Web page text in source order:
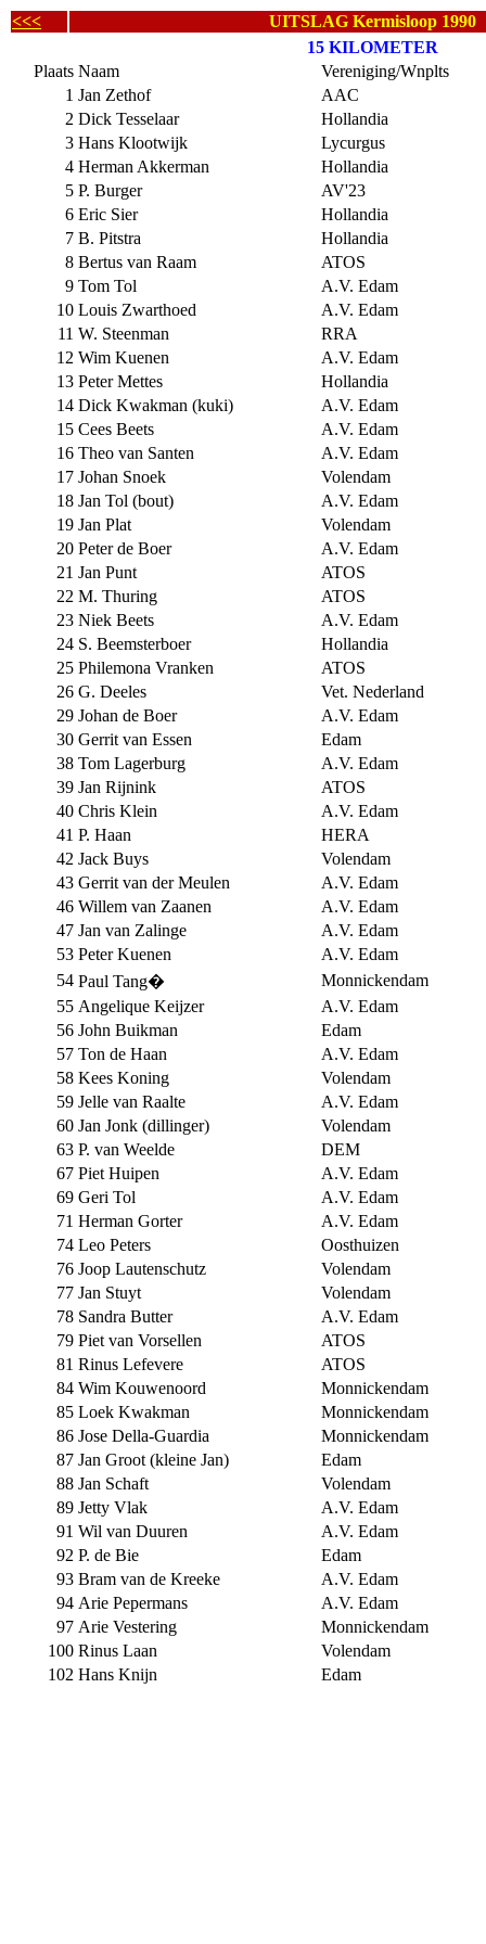
<<<
UITSLAG Kermisloop 1990
15 KILOMETER
Plaats Naam
Vereniging/Wnplts
1 Jan Zethof
AAC
2 Dick Tesselaar
Hollandia
3 Hans Klootwijk
Lycurgus
4 Herman Akkerman
Hollandia
5 P. Burger
AV'23
6 Eric Sier
Hollandia
7 B. Pitstra
Hollandia
8 Bertus van Raam
ATOS
9 Tom Tol
A.V. Edam
10 Louis Zwarthoed
A.V. Edam
11 W. Steenman
RRA
12 Wim Kuenen
A.V. Edam
13 Peter Mettes
Hollandia
14 Dick Kwakman (kuki)
A.V. Edam
15 Cees Beets
A.V. Edam
16 Theo van Santen
A.V. Edam
17 Johan Snoek
Volendam
18 Jan Tol (bout)
A.V. Edam
19 Jan Plat
Volendam
20 Peter de Boer
A.V. Edam
21 Jan Punt
ATOS
22 M. Thuring
ATOS
23 Niek Beets
A.V. Edam
24 S. Beemsterboer
Hollandia
25 Philemona Vranken
ATOS
26 G. Deeles
Vet. Nederland
29 Johan de Boer
A.V. Edam
30 Gerrit van Essen
Edam
38 Tom Lagerburg
A.V. Edam
39 Jan Rijnink
ATOS
40 Chris Klein
A.V. Edam
41 P. Haan
HERA
42 Jack Buys
Volendam
43 Gerrit van der Meulen
A.V. Edam
46 Willem van Zaanen
A.V. Edam
47 Jan van Zalinge
A.V. Edam
53 Peter Kuenen
A.V. Edam
54 Paul Tang�
Monnickendam
55 Angelique Keijzer
A.V. Edam
56 John Buikman
Edam
57 Ton de Haan
A.V. Edam
58 Kees Koning
Volendam
59 Jelle van Raalte
A.V. Edam
60 Jan Jonk (dillinger)
Volendam
63 P. van Weelde
DEM
67 Piet Huipen
A.V. Edam
69 Geri Tol
A.V. Edam
71 Herman Gorter
A.V. Edam
74 Leo Peters
Oosthuizen
76 Joop Lautenschutz
Volendam
77 Jan Stuyt
Volendam
78 Sandra Butter
A.V. Edam
79 Piet van Vorsellen
ATOS
81 Rinus Lefevere
ATOS
84 Wim Kouwenoord
Monnickendam
85 Loek Kwakman
Monnickendam
86 Jose Della-Guardia
Monnickendam
87 Jan Groot (kleine Jan)
Edam
88 Jan Schaft
Volendam
89 Jetty Vlak
A.V. Edam
91 Wil van Duuren
A.V. Edam
92 P. de Bie
Edam
93 Bram van de Kreeke
A.V. Edam
94 Arie Pepermans
A.V. Edam
97 Arie Vestering
Monnickendam
100 Rinus Laan
Volendam
102 Hans Knijn Edam